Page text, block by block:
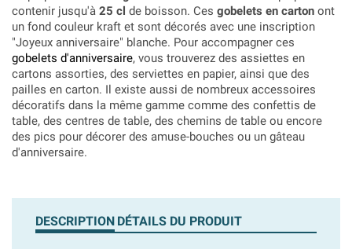
contenir jusqu'à 25 cl de boisson. Ces gobelets en carton ont
un fond couleur kraft et sont décorés avec une inscription
"Joyeux anniversaire" blanche. Pour accompagner ces
gobelets d'anniversaire, vous trouverez des assiettes en
cartons assorties, des serviettes en papier, ainsi que des
pailles en carton. Il existe aussi de nombreux accessoires
décoratifs dans la même gamme comme des confettis de
table, des centres de table, des chemins de table ou encore
des pics pour décorer des amuse-bouches ou un gâteau
d'anniversaire.
DESCRIPTION DÉTAILS DU PRODUIT